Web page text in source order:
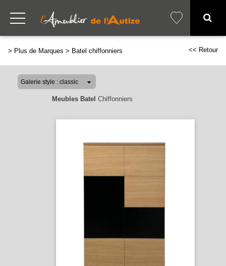
> Plus de Marques > Batel chiffonniers << Retour
Meubles Batel Chiffonniers